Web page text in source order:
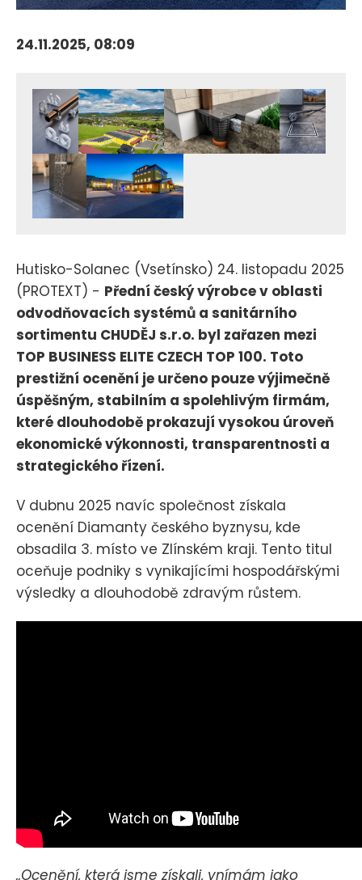
24.11.2025, 08:09
Hutisko-Solanec (Vsetínsko) 24. listopadu 2025
(PROTEXT) - Přední český výrobce v oblasti
odvodňovacích systémů a sanitárního
sortimentu CHUDĚJ s.r.o. byl zařazen mezi
TOP BUSINESS ELITE CZECH TOP 100. Toto
prestižní ocenění je určeno pouze výjimečně
úspěšným, stabilním a spolehlivým firmám,
které dlouhodobě prokazují vysokou úroveň
ekonomické výkonnosti, transparentnosti a
strategického řízení.
V dubnu 2025 navíc společnost získala
ocenění Diamanty českého byznysu, kde
obsadila 3. místo ve Zlínském kraji. Tento titul
oceňuje podniky s vynikajícími hospodářskými
výsledky a dlouhodobě zdravým růstem.
„Ocenění, která jsme získali, vnímám jako